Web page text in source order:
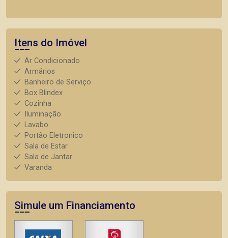
Itens do Imóvel
Ar Condicionado
Armários
Banheiro de Serviço
Box Blindex
Cozinha
Iluminação
Lavabo
Portão Eletronico
Sala de Estar
Sala de Jantar
Varanda
Simule um Financiamento